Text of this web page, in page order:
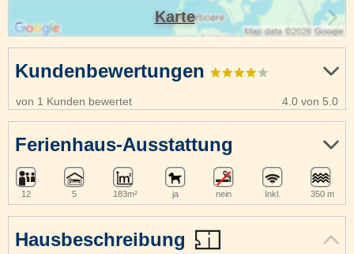
Hausbeschreibung
Kundenbewertungen
von 1 Kunden bewertet 4.0 von 5.0
Ferienhaus-Ausstattung
12 5 183m² ja nein Inkl. 350 m
Karte